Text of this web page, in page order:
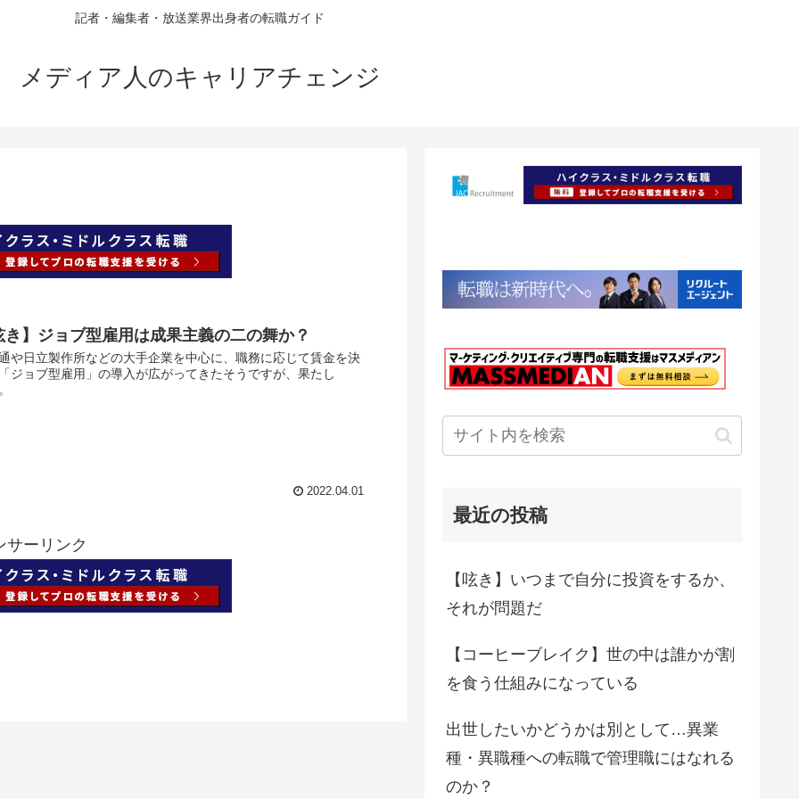
記者・編集者・放送業界出身者の転職ガイド
メディア人のキャリアチェンジ
き】ジョブ型雇用は成果主義の二の舞か？
や日立製作所などの大手企業を中心に、職務に応じて賃金を決
ジョブ型雇用」の導入が広がってきたそうですが、果たし
2022.04.01
サーリンク
最近の投稿
【呟き】いつまで自分に投資をするか、
それが問題だ
【コーヒーブレイク】世の中は誰かが割
を食う仕組みになっている
出世したいかどうかは別として…異業
種・異職種への転職で管理職にはなれる
のか？